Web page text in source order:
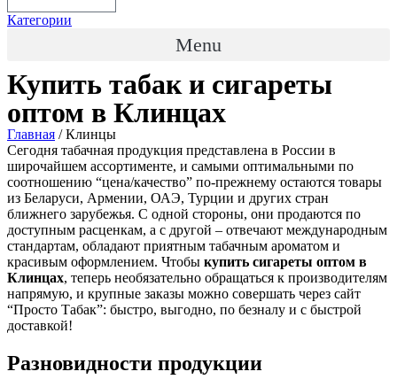
Категории
Menu
Купить табак и сигареты
оптом в Клинцах
Главная / Клинцы
Сегодня табачная продукция представлена в России в
широчайшем ассортименте, и самыми оптимальными по
соотношению “цена/качество” по-прежнему остаются товары
из Беларуси, Армении, ОАЭ, Турции и других стран
ближнего зарубежья. С одной стороны, они продаются по
доступным расценкам, а с другой – отвечают международным
стандартам, обладают приятным табачным ароматом и
красивым оформлением. Чтобы купить сигареты оптом в
Клинцах, теперь необязательно обращаться к производителям
напрямую, и крупные заказы можно совершать через сайт
“Просто Табак”: быстро, выгодно, по безналу и с быстрой
доставкой!
Разновидности продукции